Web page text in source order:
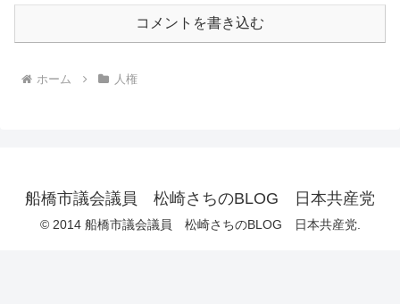
コメントを書き込む
ホーム 人権
船橋市議会議員 松崎さちのBLOG 日本共産党
© 2014 船橋市議会議員 松崎さちのBLOG 日本共産党.